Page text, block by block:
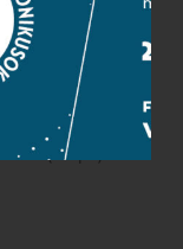
1. (Müpa)